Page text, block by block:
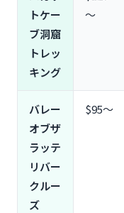
トケー
ブ洞窟
トレッ
キング
〜
バレー
オブザ
ラッテ
リバー
クルー
ズ
$95〜